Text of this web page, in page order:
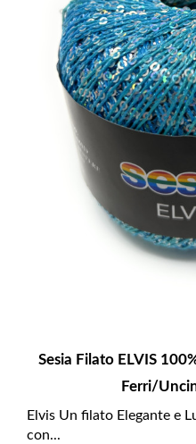
Sesia Filato ELVIS
Ferri/
Elvis Un filato Elegante e
con...